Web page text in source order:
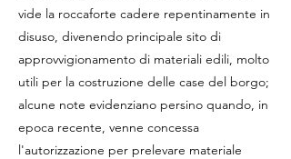
vide la roccaforte cadere repentinamente in
disuso, divenendo principale sito di
approvvigionamento di materiali edili, molto
utili per la costruzione delle case del borgo;
alcune note evidenziano persino quando, in
epoca recente, venne concessa
l'autorizzazione per prelevare materiale